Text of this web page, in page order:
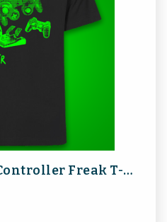
GreebCrib 2026 – Controller Freak T-shirt